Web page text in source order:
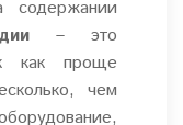
содержании
– это
как проще
чем